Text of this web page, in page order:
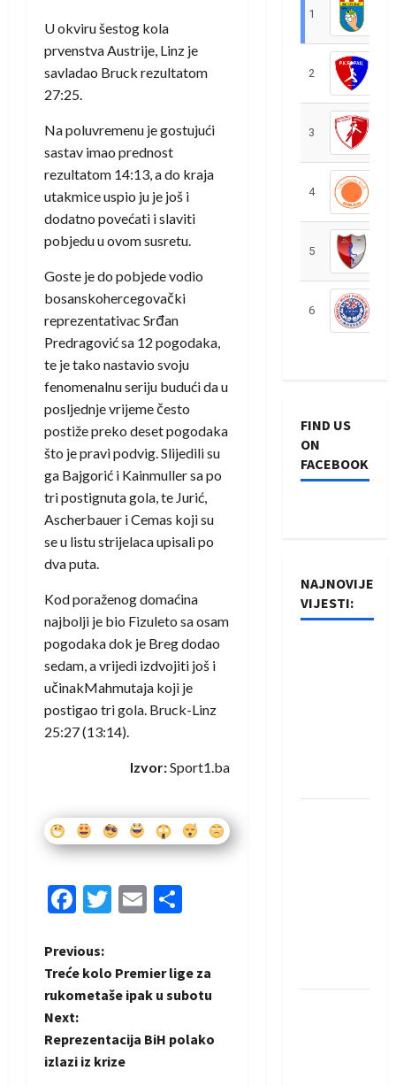
U okviru šestog kola
prvenstva Austrije, Linz je
savladao Bruck rezultatom
27:25.
Na poluvremenu je gostujući
sastav imao prednost
rezultatom 14:13, a do kraja
utakmice uspio ju je još i
dodatno povećati i slaviti
pobjedu u ovom susretu.
Goste je do pobjede vodio
bosanskohercegovački
reprezentativac Srđan
Predragović sa 12 pogodaka,
te je tako nastavio svoju
fenomenalnu seriju budući da u
posljednje vrijeme često
postiže preko deset pogodaka
što je pravi podvig. Slijedili su
ga Bajgorić i Kainmuller sa po
tri postignuta gola, te Jurić,
Ascherbauer i Cemas koji su
se u listu strijelaca upisali po
dva puta.
Kod poraženog domaćina
najbolji je bio Fizuleto sa osam
pogodaka dok je Breg dodao
sedam, a vrijedi izdvojiti još i
učinakMahmutaja koji je
postigao tri gola. Bruck-Linz
25:27 (13:14).
Izvor:Sport1.ba
Facebook
Twitter
Email
P
o
s
t
Previous:
Treće kolo Premier lige za
rukometaše ipak u subotu
Next:
Reprezentacija BiH polako
izlazi iz krize
1
2
3
4
5
6
FIND US
ON
FACEBOOK
NAJNOVIJE
VIJESTI: